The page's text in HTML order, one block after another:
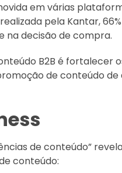
em várias
pela Kantar,
na decisão de compra.
B2B é fortalecer
de conteúdo de
de conteúdo”
conteúdo: